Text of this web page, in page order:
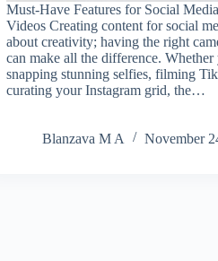
Must-Have Features for Social
Videos Creating content for social
about creativity; having the right
can make all the difference. Whether
snapping stunning selfies, filming
curating your Instagram grid, the…
Blanzava M A November